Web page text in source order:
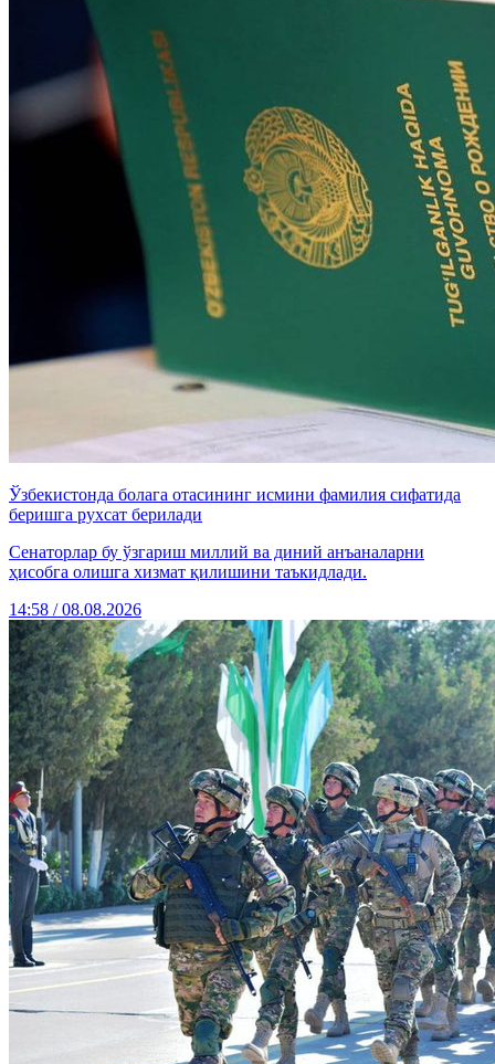
Ўзбекистонда болага отасининг исмини фамилия сифатида
беришга рухсат берилади
Сенаторлар бу ўзгариш миллий ва диний анъаналарни
ҳисобга олишга хизмат қилишини таъкидлади.
14:58 / 08.08.2026